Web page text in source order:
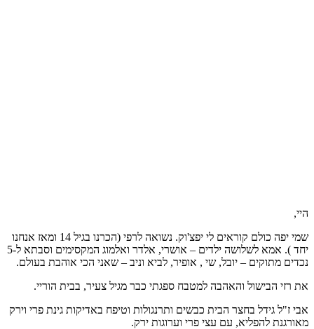
היי,
שמי יפה כולם קוראים לי יפצ'וק. נשואה לרפי (הכרנו בגיל 14 ומאז אנחנו
יחד ). אמא לשלושה ילדים – אושרי, אלדר ואלמוג המקסימים וסבתא ל-5
נכדים מתוקים – יובל, שי , אופיר, לביא וניב – שאני הכי אוהבת בעולם.
את רזי הבישול והאהבה למטבח ספגתי כבר מגיל צעיר, בבית הוריי.
אבי ז"ל גידל בחצר הבית כבשים ותרנגולות וטיפח באדיקות גינת פרי וירק
מאורגנת להפליא, עם עצי פרי וערוגות ירק.